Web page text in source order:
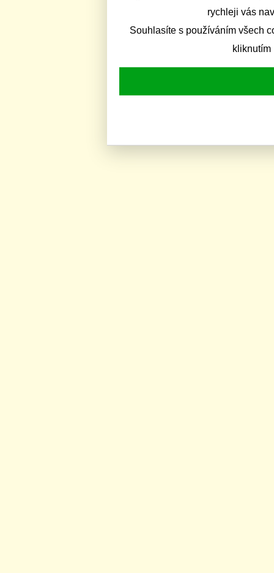
rychleji vás
Souhlasíte s používáním všech
kliknutím